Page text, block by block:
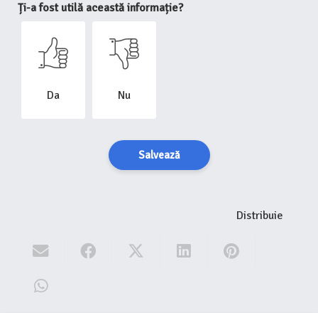
Ți-a fost utilă această informație?
Da Nu
Salvează
Distribuie